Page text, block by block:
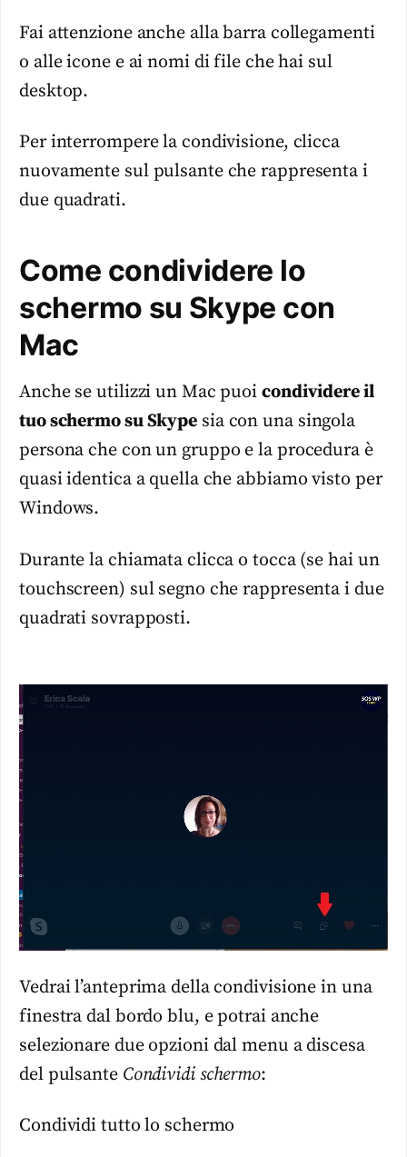
Fai attenzione anche alla barra collegamenti
o alle icone e ai nomi di file che hai sul
desktop.
Per interrompere la condivisione, clicca
nuovamente sul pulsante che rappresenta i
due quadrati.
Come condividere lo
schermo su Skype con
Mac
Anche se utilizzi un Mac puoi condividere il
tuo schermo su Skype sia con una singola
persona che con un gruppo e la procedura è
quasi identica a quella che abbiamo visto per
Windows.
Durante la chiamata clicca o tocca (se hai un
touchscreen) sul segno che rappresenta i due
quadrati sovrapposti.
Vedrai l’anteprima della condivisione in una
finestra dal bordo blu, e potrai anche
selezionare due opzioni dal menu a discesa
del pulsante Condividi schermo:
Condividi tutto lo schermo